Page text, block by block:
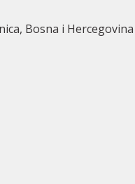
Bosna i Hercegovina